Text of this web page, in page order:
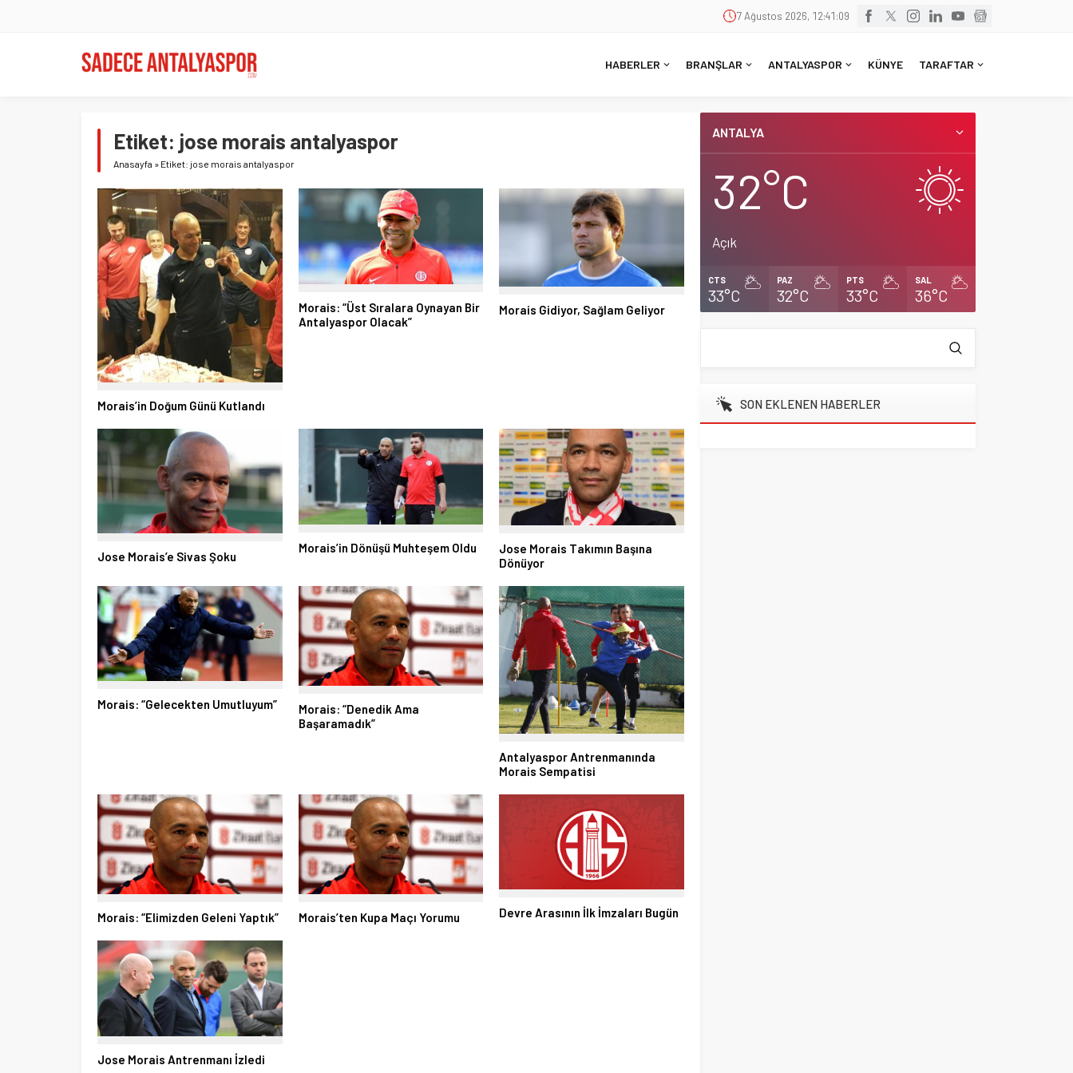
7 Ağustos 2026, 12:41:09
HABERLER BRANŞLAR ANTALYASPOR KÜNYE TARAFTAR
Etiket: jose morais antalyaspor
Anasayfa » Etiket: jose morais antalyaspor
Morais’in Doğum Günü Kutlandı
Morais: “Üst Sıralara Oynayan Bir
Antalyaspor Olacak”
Morais Gidiyor, Sağlam Geliyor
Jose Morais’e Sivas Şoku
Morais’in Dönüşü Muhteşem Oldu
Jose Morais Takımın Başına
Dönüyor
Morais: “Gelecekten Umutluyum”
Morais: “Denedik Ama
Başaramadık”
Antalyaspor Antrenmanında
Morais Sempatisi
Morais: “Elimizden Geleni Yaptık” Morais’ten Kupa Maçı Yorumu Devre Arasının İlk İmzaları Bugün
Jose Morais Antrenmanı İzledi
ANTALYA
32°C
Açık
CTS
33°C
PAZ
32°C
PTS
33°C
SAL
36°C
SON EKLENEN HABERLER